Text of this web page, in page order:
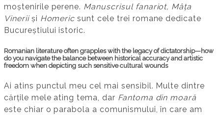
moștenirile perene. Manuscrisul fanariot, Mâța
Vineriiși Homeric sunt cele trei romane dedicate
Bucureștiului istoric.
Romanian literature often grapples with the legacy of dictatorship—how
do you navigate the balance between historical accuracy and artistic
freedom when depicting such sensitive cultural wounds
Ai atins punctul meu cel mai sensibil. Multe dintre
cărțile mele ating tema, dar Fantoma din moară
este chiar o parabola a comunismului, în care am